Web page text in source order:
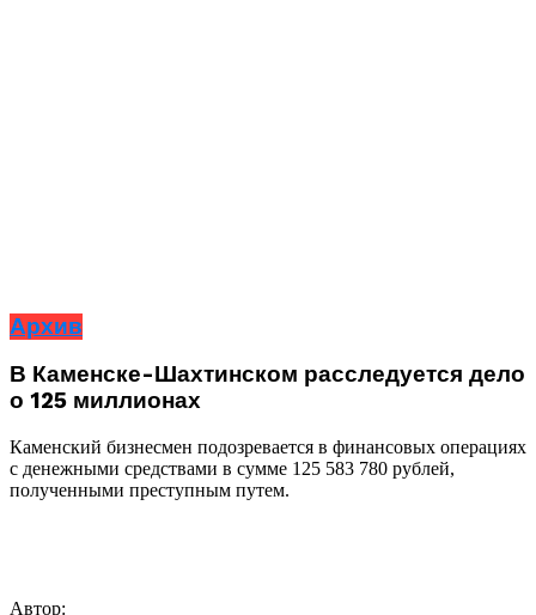
Архив
В Каменске-Шахтинском расследуется дело
о 125 миллионах
Каменский бизнесмен подозревается в финансовых операциях
с денежными средствами в сумме 125 583 780 рублей,
полученными преступным путем.
Автор: